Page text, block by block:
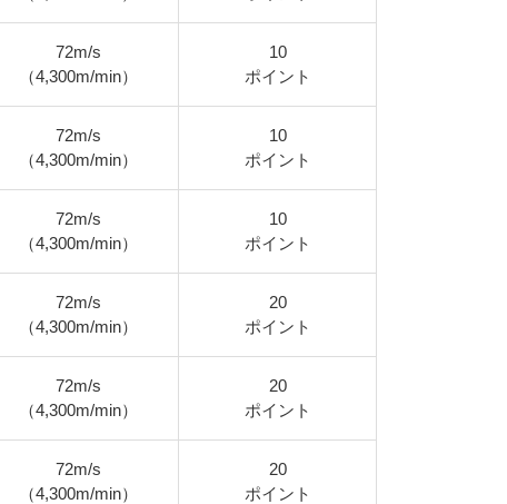
72m/s
（4,300m/min）
10
ポイント
72m/s
（4,300m/min）
10
ポイント
72m/s
（4,300m/min）
10
ポイント
72m/s
（4,300m/min）
20
ポイント
72m/s
（4,300m/min）
20
ポイント
72m/s
（4,300m/min）
20
ポイント